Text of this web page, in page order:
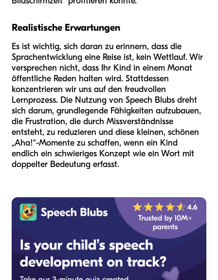
Realistische Erwartungen
Es ist wichtig, sich daran zu erinnern, dass die
Sprachentwicklung eine Reise ist, kein Wettlauf. Wir
versprechen nicht, dass Ihr Kind in einem Monat
öffentliche Reden halten wird. Stattdessen
konzentrieren wir uns auf den freudvollen
Lernprozess. Die Nutzung von Speech Blubs dreht
sich darum, grundlegende Fähigkeiten aufzubauen,
die Frustration, die durch Missverständnisse
entsteht, zu reduzieren und diese kleinen, schönen
„Aha!“-Momente zu schaffen, wenn ein Kind
endlich ein schwieriges Konzept wie ein Wort mit
doppelter Bedeutung erfasst.